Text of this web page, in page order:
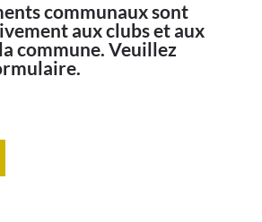
communaux sont
aux clubs et aux
commune. Veuillez